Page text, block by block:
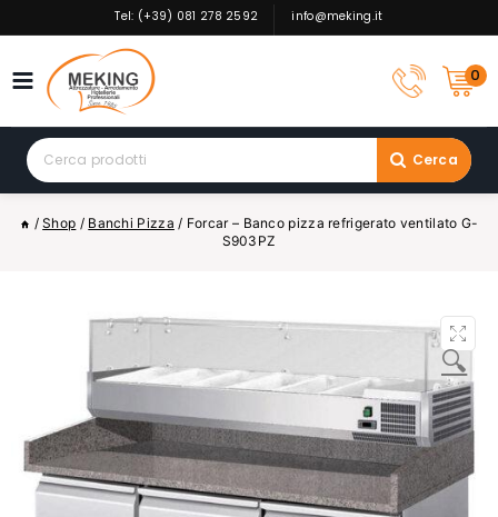
to
Tel: (+39) 081 278 2592 info@meking.it
0
Search
for:
Cerca
/ Shop / Banchi Pizza / Forcar – Banco pizza refrigerato ventilato G-
S903PZ
🔍